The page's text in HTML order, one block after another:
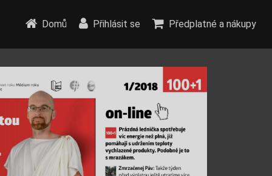
Domů Přihlásit se Předplatné a nákupy